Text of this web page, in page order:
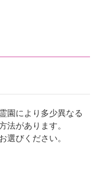
園により多少異なる
法があります。
選びください。